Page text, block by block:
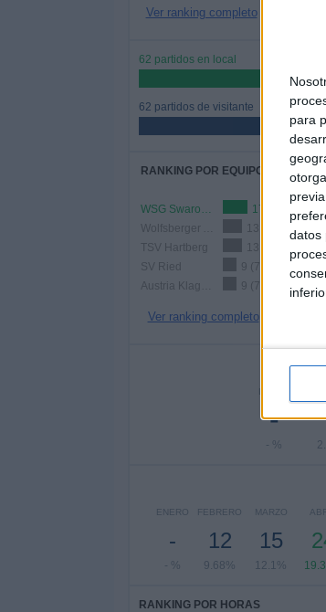
para
datos
Ver ranking completo
62 partidos en local
50%
62 partidos de visitante
50%
RANKING POR EQUIPOS
WSG Swarovski Tirol
17 (13.71%)
13 (10.48%)
TSV Hartberg
13 (10.48%)
SV Ried
9 (7.26%)
9 (7.26%)
Ver ranking completo
-
- %
ENERO
-
- %
FEBRERO
12
9.68%
MARZO
15
12.1%
RANKING POR HORAS